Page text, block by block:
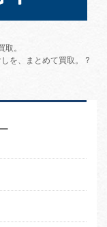
。
を、まとめて買取。 ?